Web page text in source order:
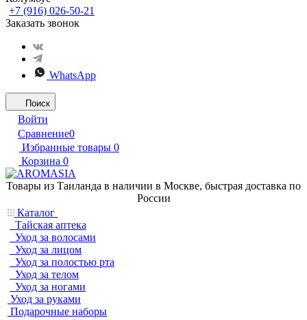
+7 (916) 026-50-21
Заказать звонок
WhatsApp
Поиск
Войти
Сравнение0
Избранные товары 0
Корзина 0
Товары из Таиланда в наличии в Москве, быстрая доставка по
России
Каталог
Тайская аптека
Уход за волосами
Уход за лицом
Уход за полостью рта
Уход за телом
Уход за ногами
Уход за руками
Подарочные наборы